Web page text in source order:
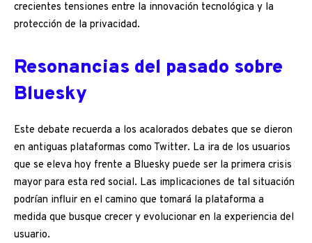
crecientes tensiones entre la innovación tecnológica y la
protección de la privacidad.
Resonancias del pasado sobre
Bluesky
Este debate recuerda a los acalorados debates que se dieron
en antiguas plataformas como Twitter. La ira de los usuarios
que se eleva hoy frente a Bluesky puede ser la primera crisis
mayor para esta red social. Las implicaciones de tal situación
podrían influir en el camino que tomará la plataforma a
medida que busque crecer y evolucionar en la experiencia del
usuario.